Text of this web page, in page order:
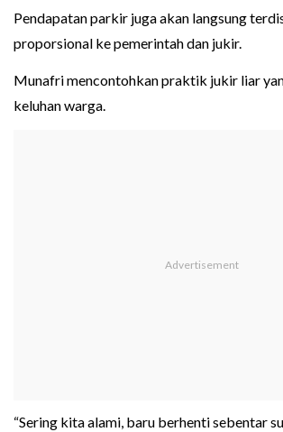
Pendapatan parkir juga akan langsung
proporsional ke pemerintah dan jukir.
Munafri mencontohkan praktik jukir liar
keluhan warga.
“Sering kita alami, baru berhenti sebentar